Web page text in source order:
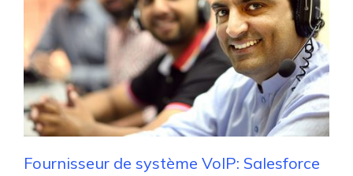
Fournisseur de système VoIP: Salesforce